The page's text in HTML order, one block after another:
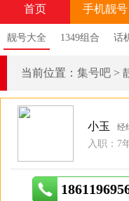
首页 手机靓号
靓号大全 1349组合 话
当前位置： 集号吧 >
小玉 经
入职：7